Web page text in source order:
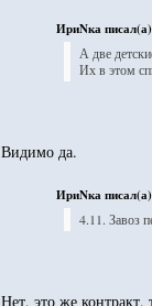
ИриNка
А две
Их в этом
Видимо да.
ИриNка
4.11. Завоз
Нет, это же контракт,